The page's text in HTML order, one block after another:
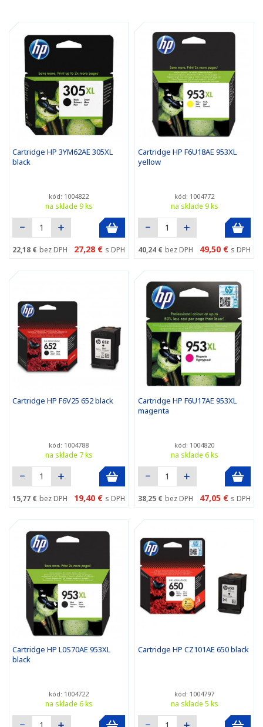
Cartridge HP 3YM62AE 305XL
black
kód: 1004822
na sklade 9 ks
22,18 € bez DPH 27,28 € s DPH
Cartridge HP F6U18AE 953XL
yellow
kód: 1004772
na sklade 9 ks
40,24 € bez DPH 49,50 € s DPH
Cartridge HP F6V25 652 black
kód: 1004788
na sklade 7 ks
15,77 € bez DPH 19,40 € s DPH
Cartridge HP F6U17AE 953XL
magenta
kód: 1004820
na sklade 6 ks
38,25 € bez DPH 47,05 € s DPH
Cartridge HP L0S70AE 953XL
black
kód: 1004722
na sklade 6 ks
Cartridge HP CZ101AE 650 black
kód: 1004797
na sklade 5 ks